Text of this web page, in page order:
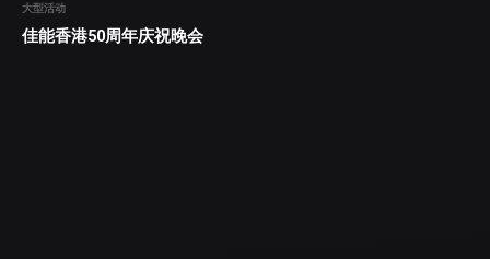
大型活动
佳能香港50周年庆祝晚会